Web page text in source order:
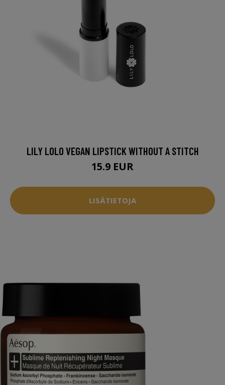
LILY LOLO VEGAN LIPSTICK WITHOUT A STITCH
15.9 EUR
LISÄTIETOJA